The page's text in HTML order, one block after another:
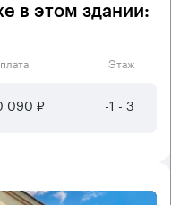
в этом здании:
Этаж
090 ₽ -1 - 3